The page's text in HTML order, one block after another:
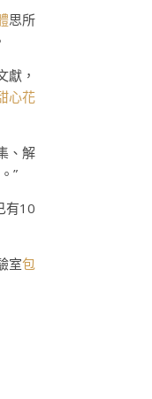
思所
獻，
心花
、解
”
有10
室包